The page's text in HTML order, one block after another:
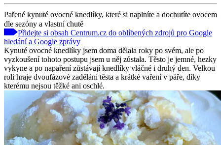
Pařené kynuté ovocné knedlíky, které si naplníte a dochutíte ovocem
dle sezóny a vlastní chutě
Přidejte si obsah Centrum.cz do oblíbených zdrojů pro Google
hledání a Google zprávy
Kynuté ovocné knedlíky jsem doma dělala roky po svém, ale po
vyzkoušení tohoto postupu jsem u něj zůstala. Těsto je jemné, hezky
vykyne a po napaření zůstávají knedlíky vláčné i druhý den. Velkou
roli hraje dvoufázové zadělání těsta a krátké vaření v páře, díky
kterému nejsou těžké ani oschlé.